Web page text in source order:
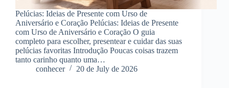
Pelúcias: Ideias de Presente com Urso de
Aniversário e Coração Pelúcias: Ideias de Presente
com Urso de Aniversário e Coração O guia
completo para escolher, presentear e cuidar das suas
pelúcias favoritas Introdução Poucas coisas trazem
tanto carinho quanto uma…
conhecer
20 de July de 2026